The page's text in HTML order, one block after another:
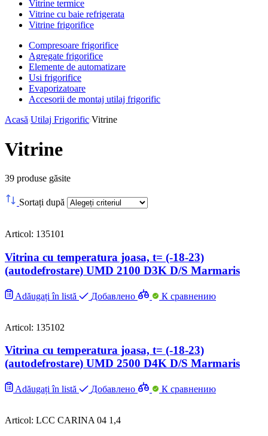
Vitrine termice
Vitrine cu baie refrigerata
Vitrine frigorifice
Compresoare frigorifice
Agregate frigorifice
Elemente de automatizare
Usi frigorifice
Evaporizatoare
Accesorii de montaj utilaj frigorific
Acasă Utilaj Frigorific Vitrine
Vitrine
39 produse găsite
Sortați după
Articol: 135101
Vitrina cu temperatura joasa, t= (-18-23)
(autodefrostare) UMD 2100 D3K D/S Marmaris
Adăugați în listă Добавлено К сравнению
Articol: 135102
Vitrina cu temperatura joasa, t= (-18-23)
(autodefrostare) UMD 2500 D4K D/S Marmaris
Adăugați în listă Добавлено К сравнению
Articol: LCC CARINA 04 1,4